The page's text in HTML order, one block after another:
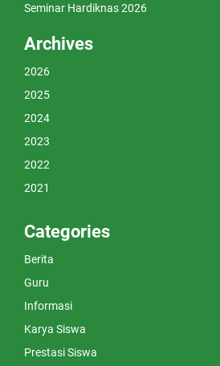
Seminar Hardiknas 2026
Archives
2026
2025
2024
2023
2022
2021
Categories
Berita
Guru
Informasi
Karya Siswa
Prestasi Siswa